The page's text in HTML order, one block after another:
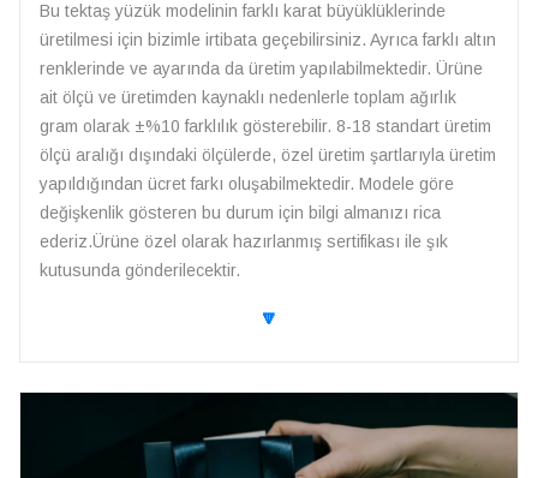
Bu tektaş yüzük modelinin farklı karat büyüklüklerinde
üretilmesi için bizimle irtibata geçebilirsiniz. Ayrıca farklı altın
renklerinde ve ayarında da üretim yapılabilmektedir. Ürüne
ait ölçü ve üretimden kaynaklı nedenlerle toplam ağırlık
gram olarak ±%10 farklılık gösterebilir. 8-18 standart üretim
ölçü aralığı dışındaki ölçülerde, özel üretim şartlarıyla üretim
yapıldığından ücret farkı oluşabilmektedir. Modele göre
değişkenlik gösteren bu durum için bilgi almanızı rica
ederiz.Ürüne özel olarak hazırlanmış sertifikası ile şık
kutusunda gönderilecektir.
🔽